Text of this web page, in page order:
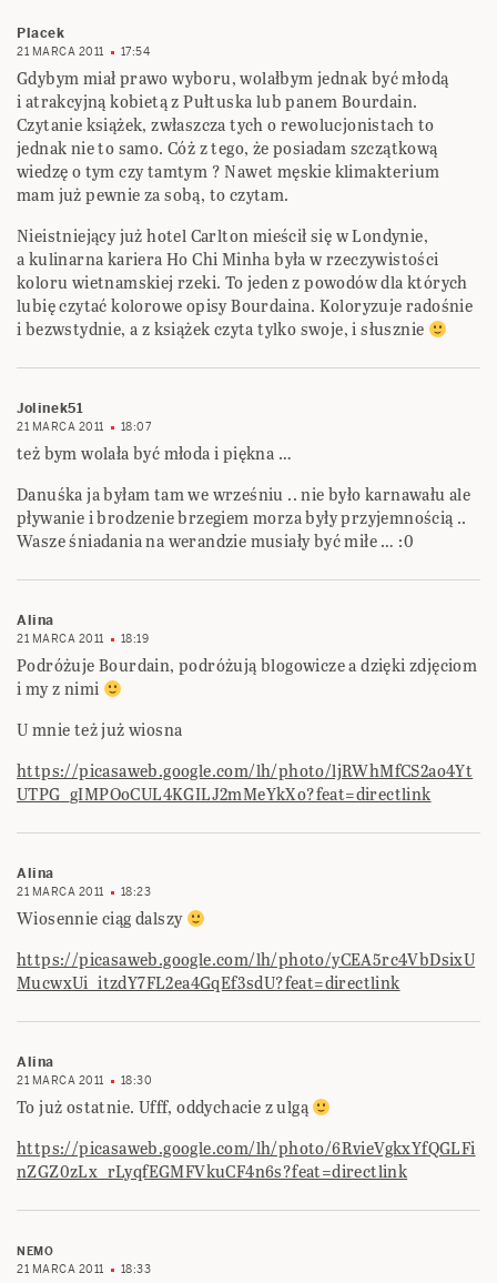
Placek
21 MARCA 2011 17:54
Gdybym miał prawo wyboru, wolałbym jednak być młodą
i atrakcyjną kobietą z Pułtuska lub panem Bourdain.
Czytanie książek, zwłaszcza tych o rewolucjonistach to
jednak nie to samo. Cóż z tego, że posiadam szczątkową
wiedzę o tym czy tamtym ? Nawet męskie klimakterium
mam już pewnie za sobą, to czytam.
Nieistniejący już hotel Carlton mieścił się w Londynie,
a kulinarna kariera Ho Chi Minha była w rzeczywistości
koloru wietnamskiej rzeki. To jeden z powodów dla których
lubię czytać kolorowe opisy Bourdaina. Koloryzuje radośnie
i bezwstydnie, a z książek czyta tylko swoje, i słusznie
Jolinek51
21 MARCA 2011 18:07
też bym wolała być młoda i piękna …
Danuśka ja byłam tam we wrześniu .. nie było karnawału ale
pływanie i brodzenie brzegiem morza były przyjemnością ..
Wasze śniadania na werandzie musiały być miłe … :0
Alina
21 MARCA 2011 18:19
Podróżuje Bourdain, podróżują blogowicze a dzięki zdjęciom
i my z nimi
U mnie też już wiosna
https://picasaweb.google.com/lh/photo/ljRWhMfCS2ao4Yt
UTPG_gIMPOoCUL4KGILJ2mMeYkXo?feat=directlink
Alina
21 MARCA 2011 18:23
Wiosennie ciąg dalszy
https://picasaweb.google.com/lh/photo/yCEA5rc4VbDsixU
MucwxUi_itzdY7FL2ea4GqEf3sdU?feat=directlink
Alina
21 MARCA 2011 18:30
To już ostatnie. Ufff, oddychacie z ulgą
https://picasaweb.google.com/lh/photo/6RvieVgkxYfQGLFi
nZGZ0zLx_rLyqfEGMFVkuCF4n6s?feat=directlink
NEMO
21 MARCA 2011
18:33